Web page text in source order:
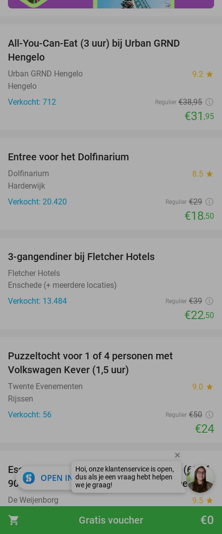
shopping_cart €0
Gratis voucher
All-You-Can-Eat (3 uur) bij Urban GRND
Hengelo
Urban GRND Hengelo 9.2 star
Hengelo
Verkocht: 712
Regulier €38,95
€31 ,95
Entree voor het Dolfinarium
Dolfinarium 8.5 star
Harderwijk
Verkocht: 20.420
Regulier €29
€18,50
3-gangendiner bij Fletcher Hotels
Fletcher Hotels
Enschede (+ meerdere locaties)
Verkocht: 13.484
Regulier €39
€22,50
Puzzeltocht voor 1 of 4 personen met
Volkswagen Kever (1,5 uur)
Twente Evenementen 9.0 star
Rijssen
Verkocht: 56
Regulier €50
€24
51%
Escaperoom naar keuze (2-6 personen) (60 of
90 min) + evt. bittergarnituur in hartje Delden
De Weijenborg 9.5 star
OPEN IN APP close